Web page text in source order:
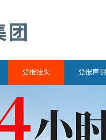
登报挂失 登报声明